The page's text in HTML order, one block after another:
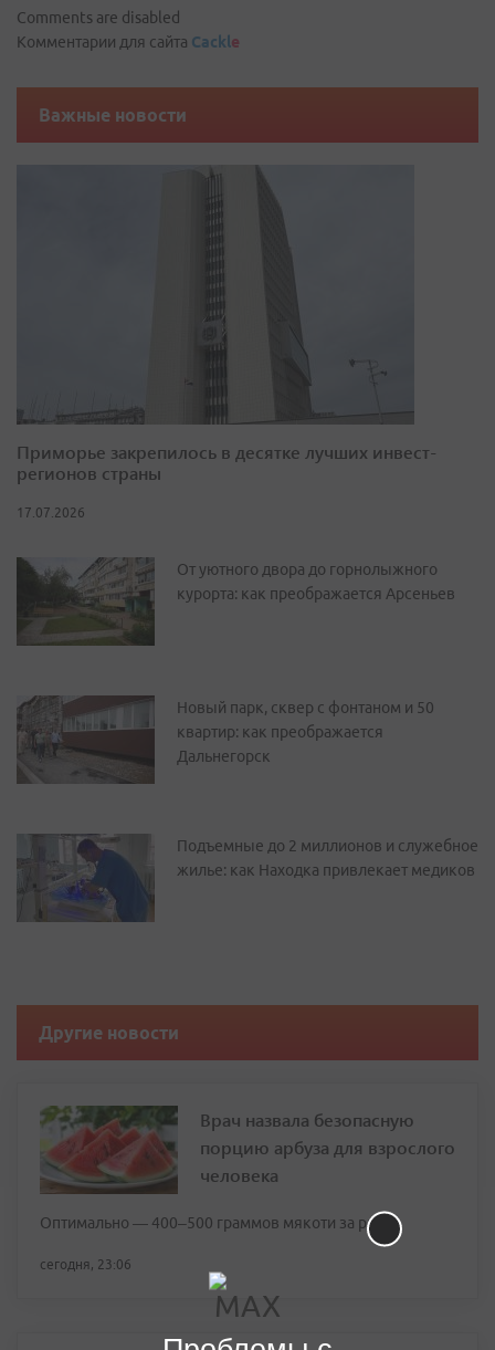
Comments are disabled
Комментарии для сайта Cackle
Важные новости
Приморье закрепилось в десятке лучших инвест-
регионов страны
17.07.2026
От уютного двора до горнолыжного
курорта: как преображается Арсеньев
Новый парк, сквер с фонтаном и 50
квартир: как преображается
Дальнегорск
Подъемные до 2 миллионов и служебное
жилье: как Находка привлекает медиков
Другие новости
Врач назвала безопасную
порцию арбуза для взрослого
человека
Оптимально — 400–500 граммов мякоти за раз
сегодня, 23:06